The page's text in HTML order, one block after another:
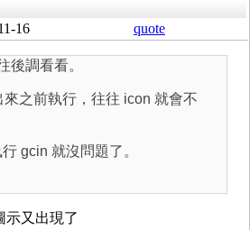
16 quote
後調看看。
之前執行，往往 icon 就會不
gcin 就沒問題了。
示又出現了